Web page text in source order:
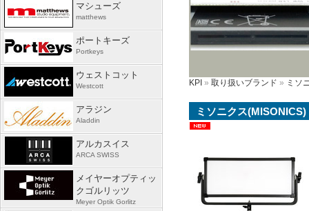
KPI » 取り扱いブランド » ミソ
ミソニクス(MISONICS)
マシューズ
matthews
ポートキーズ
Portkeys
ウェストコット
Westcott
アラジン
Aladdin
アルカスイス
ARCA SWISS
メイヤーオプティッ
クゴルリッツ
Meyer Optik Gorlitz